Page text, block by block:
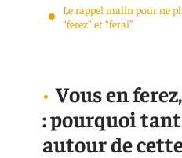
Le rappel malin pour ne
“ferez” et “ferai”
Vous en
: pourquoi
autour de